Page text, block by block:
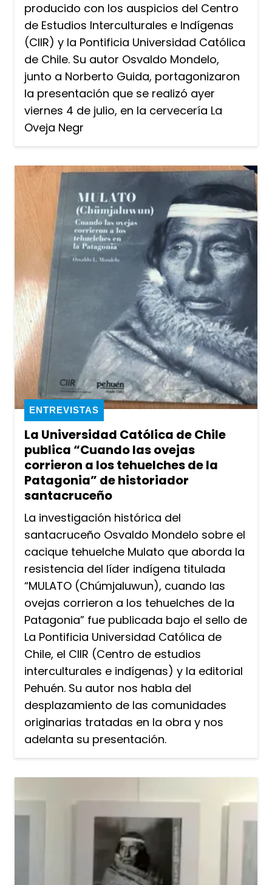
producido con los auspicios del Centro
de Estudios Interculturales e Indígenas
(CIIR) y la Pontificia Universidad Católica
de Chile. Su autor Osvaldo Mondelo,
junto a Norberto Guida, portagonizaron
la presentación que se realizó ayer
viernes 4 de julio, en la cervecería La
Oveja Negr
La Universidad Católica de Chile
publica “Cuando las ovejas
corrieron a los tehuelches de la
Patagonia” de historiador
santacruceño
ENTREVISTAS
La investigación histórica del
santacruceño Osvaldo Mondelo sobre el
cacique tehuelche Mulato que aborda la
resistencia del líder indígena titulada
“MULATO (Chúmjaluwun), cuando las
ovejas corrieron a los tehuelches de la
Patagonia” fue publicada bajo el sello de
La Pontificia Universidad Católica de
Chile, el CIIR (Centro de estudios
interculturales e indígenas) y la editorial
Pehuén. Su autor nos habla del
desplazamiento de las comunidades
originarias tratadas en la obra y nos
adelanta su presentación.